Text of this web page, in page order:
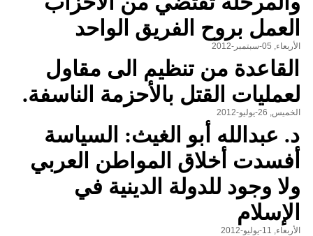
العمل بروح الفريق الواحد
الأربعاء, 05-سبتمبر-2012
القاعدة من تنظيم الى مقاول
لعمليات القتل بالأحزمة الناسفة.
الخميس, 26-يوليو-2012
د. عبدالله أبو الغيث: السياسة
أفسدت أخلاق المواطن العربي
ولا وجود للدولة الدينية في
الإسلام
الأربعاء, 11-يوليو-2012